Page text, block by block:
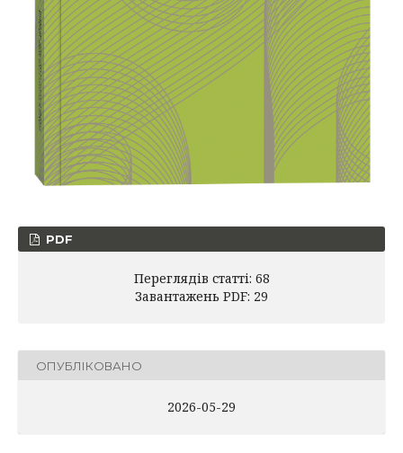
PDF
Переглядів статті: 68
Завантажень PDF: 29
ОПУБЛІКОВАНО
2026-05-29